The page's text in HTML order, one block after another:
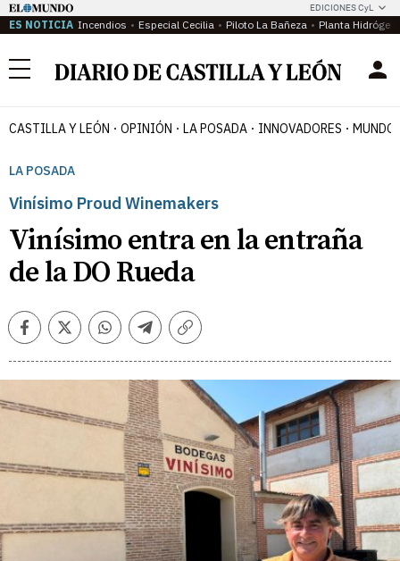
EDICIONES CyL
ES NOTICIA Incendios Especial Cecilia Piloto La Bañeza Planta
Menú
CASTILLA Y LEÓN OPINIÓN LA POSADA INNOVADORES MUNDO
LA POSADA
Vinísimo Proud Winemakers
Vinísimo entra en la entraña
de la DO Rueda
FacebookTwitterWhatsappTelegramCopiar